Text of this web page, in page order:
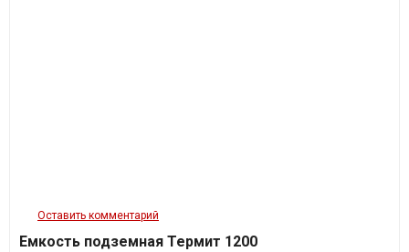
Оставить комментарий
Емкость подземная Термит 1200